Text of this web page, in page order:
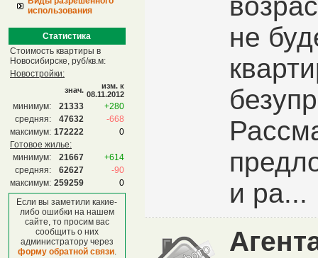
использования
Статистика
Стоимость квартиры в
Новосибирске, руб/кв.м:
Новостройки:
знач.
изм. к
08.11.2012
минимум: 21333
+280
средняя:
47632
-668
максимум: 172222
0
Готовое жилье:
минимум:
21667
+614
средняя:
62627
-90
максимум: 259259
0
Если вы заметили какие-
либо ошибки на нашем
сайте, то просим вас
сообщить о них
администратору через
форму обратной связи.
не
и ра...